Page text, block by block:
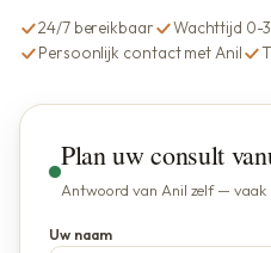
24/7 bereikbaar
Wachttijd 0-
Persoonlijk contact met Anil
Plan uw consult
Antwoord van Anil zelf — vaak
Uw naam